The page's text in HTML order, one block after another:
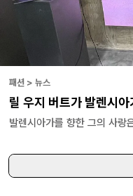
패션 > 뉴스
릴 우지 버트가 발렌시
발렌시아가를 향한 그의 사랑